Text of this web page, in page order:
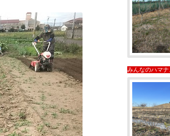
みんなのハマ